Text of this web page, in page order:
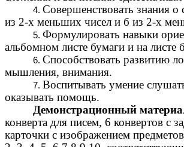
Совершенствовать знания о
из 2-х меньших чисел и б из 2-х
Формулировать навыки
альбомном листе бумаги и на листе
Способствовать развитию
мышления, внимания.
Воспитывать умение
оказывать помощь.
Демонстрационный
конверта для писем, 6 конвертов с
карточки с изображением